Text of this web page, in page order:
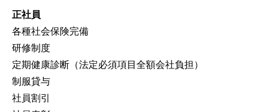
正社員
各種社会保険完備
研修制度
定期健康診断（法定必須項目全額会社負担）
制服貸与
社員割引